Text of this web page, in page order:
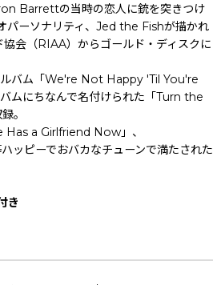
Barrettの当時の恋人に銃を突きつけ
パーソナリティ、Jed the Fishが描かれ
会（RIAA）からゴールド・ディスクに
バム「We're Not Happy 'Til You're
ムにちなんで名付けられた「Turn the
。
Has a Girlfriend Now」、
ッピーでおバカなチューンで満たされた
き